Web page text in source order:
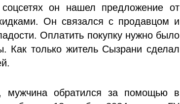
он нашел предложение от
Он связался с продавцом и
Оплатить покупку нужно было
Как только житель Сызрани сделал
мужчина обратился за помощью в